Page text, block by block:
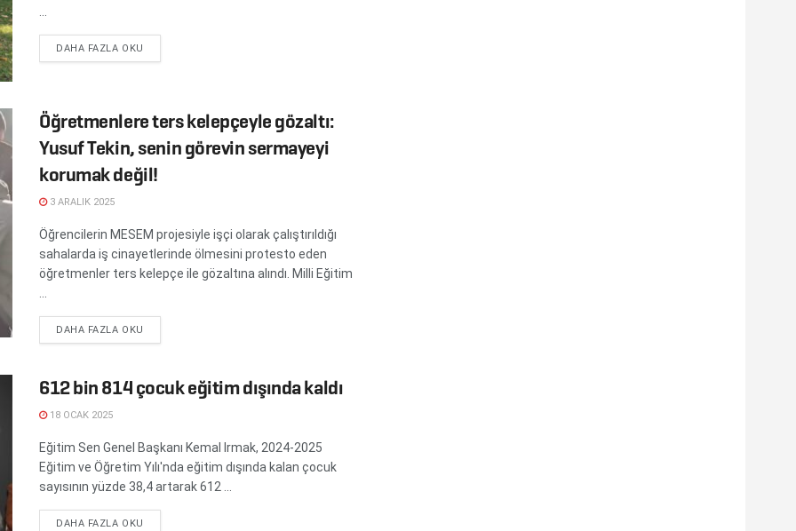
DAHA FAZLA OKU
Öğretmenlere ters kelepçeyle gözaltı:
Yusuf Tekin, senin görevin sermayeyi
korumak değil!
3 ARALIK 2025
Öğrencilerin MESEM projesiyle işçi olarak çalıştırıldığı
sahalarda iş cinayetlerinde ölmesini protesto eden
öğretmenler ters kelepçe ile gözaltına alındı. Milli Eğitim
DAHA FAZLA OKU
612 bin 814 çocuk eğitim dışında kaldı
18 OCAK 2025
Eğitim Sen Genel Başkanı Kemal Irmak, 2024-2025
Eğitim ve Öğretim Yılı'nda eğitim dışında kalan çocuk
sayısının yüzde 38,4 artarak 612 ...
DAHA FAZLA OKU